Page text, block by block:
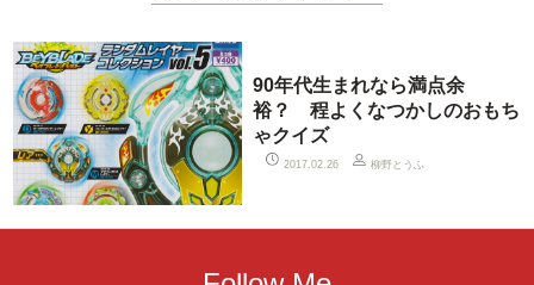
90年代生まれなら満点余
裕？ 程よくなつかしのおもち
ゃクイズ
2017.02.26 柳野とうふ